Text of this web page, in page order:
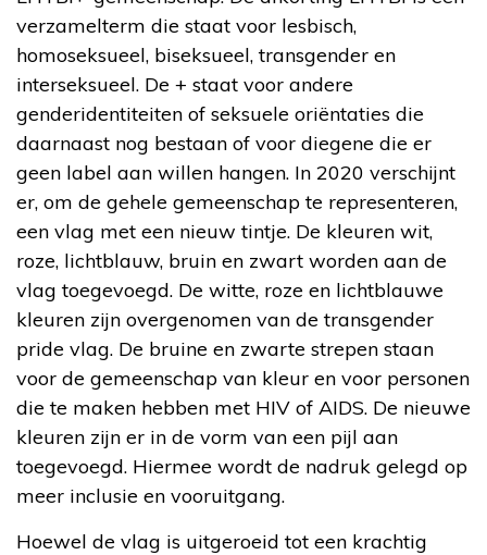
verzamelterm die staat voor lesbisch,
homoseksueel, biseksueel, transgender en
interseksueel. De + staat voor andere
genderidentiteiten of seksuele oriëntaties die
daarnaast nog bestaan of voor diegene die er
geen label aan willen hangen. In 2020 verschijnt
er, om de gehele gemeenschap te representeren,
een vlag met een nieuw tintje. De kleuren wit,
roze, lichtblauw, bruin en zwart worden aan de
vlag toegevoegd. De witte, roze en lichtblauwe
kleuren zijn overgenomen van de transgender
pride vlag. De bruine en zwarte strepen staan
voor de gemeenschap van kleur en voor personen
die te maken hebben met HIV of AIDS. De nieuwe
kleuren zijn er in de vorm van een pijl aan
toegevoegd. Hiermee wordt de nadruk gelegd op
meer inclusie en vooruitgang.
Hoewel de vlag is uitgeroeid tot een krachtig